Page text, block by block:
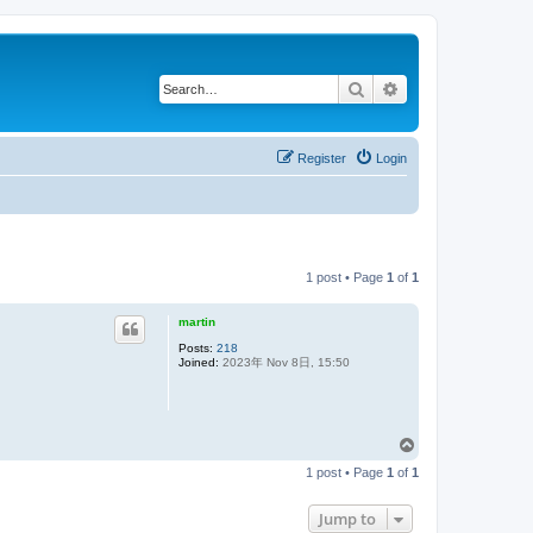
Search
Login
Register
1 post • Page 1 of 1
martin
Posts: 218
Joined: 2023年 Nov 8日, 15:50
p
1 post • Page 1 of 1
Jump to